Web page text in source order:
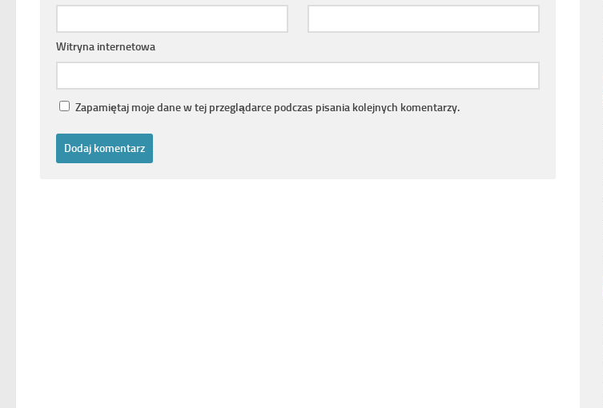
Witryna internetowa
Zapamiętaj moje dane w tej przeglądarce podczas pisania kolejnych komentarzy.